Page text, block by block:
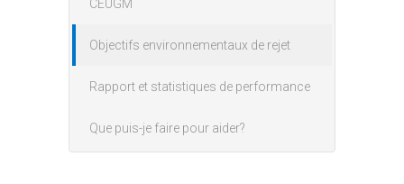
CEUGM
Objectifs environnementaux de rejet
Rapport et statistiques de performance
Que puis-je faire pour aider?